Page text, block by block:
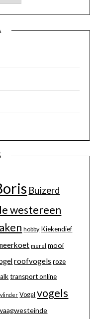
Buizerd
westereen
hobby Kiekendief
merel mooi
roofvogels roze
transport online
vlinder Vogel vogels